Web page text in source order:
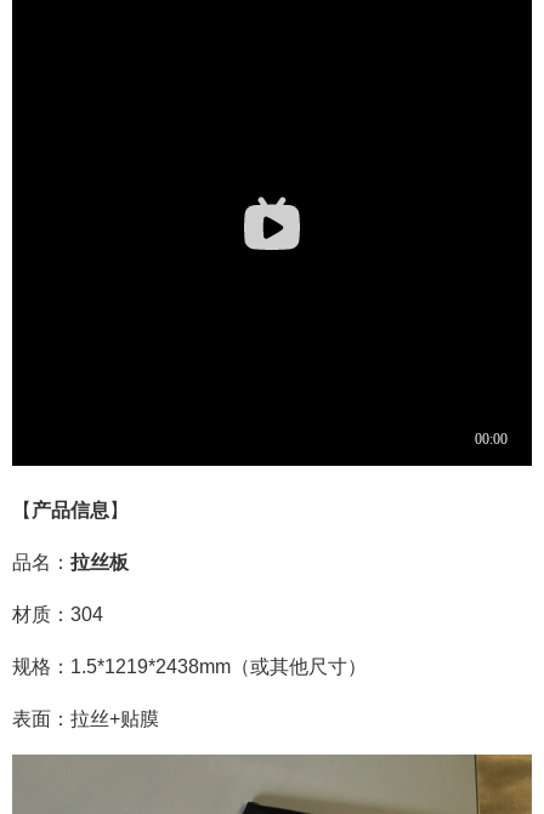
【 产品信息 】
品名： 拉丝板
材质：304
规格：1.5*1219*2438mm（或其他尺寸）
表面：拉丝+贴膜